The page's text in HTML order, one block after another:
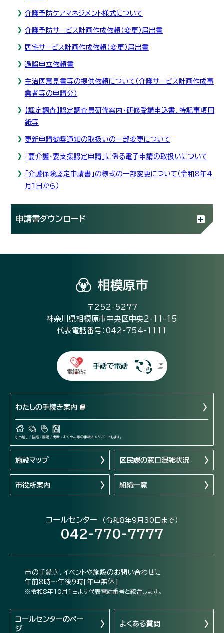
介護予防ケアマネジメント様式について
介護予防サービス計画作成依頼（変更）届出書
居宅サービス計画作成依頼（変更）届出書
過誤申立依頼書
主治医意見書等の提供依頼について（介護サービス計画作成事
業者等の申請分）
【認定調査】認定調査員研修案内・研修受講申込書、特記事項用
紙等
更新申請勧奨通知の取扱いの一部変更について
「要介護・要支援認定申請」に係る電子申請の取扱いについて
「介護保険認定申請書」の様式の一部変更について（令和8年4
月1日から）
申請書ダウンロード
相模原市
〒252-5277
神奈川県相模原市中央区中央2-11-15
代表電話番号：042-754-1111
手話で電話
わたしの手続き案内
引っ越し / 結婚 / 離婚 / 出産 / おくやみ等の手続きをサポートします。
施設マップ 区民課の窓口混雑状況
市役所案内 組織一覧
コールセンター （令和8年9月30日まで）
042-770-7777
市の手続き、イベントや施設のお問い合わせに
午前8時～午後9時[年中無休]
※令和8年10月1日より代表電話番号と統合します。
コールセンターのペー
ジ
よくある質問